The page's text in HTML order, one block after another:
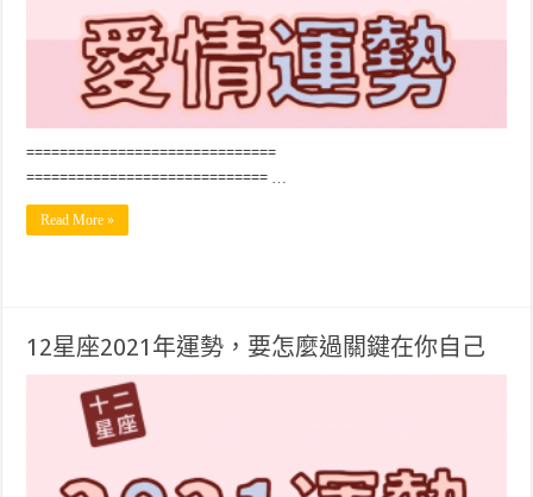
==============================
============================= …
Read More »
12星座2021年運勢，要怎麼過關鍵在你自己